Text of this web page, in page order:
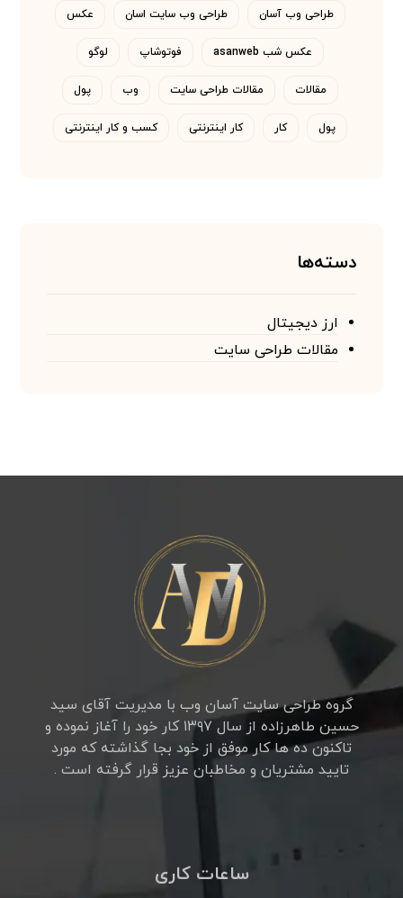
طراحی وب آسان طراحی وب سایت اسان عکس
عکس شب asanweb فوتوشاپ لوگو
مقالات مقالات طراحی سایت وب پول
پول کار کار اینترنتی کسب و کار اینترنتی
دسته‌ها
ارز دیجیتال
مقالات طراحی سایت
گروه طراحی سایت آسان وب با مدیریت آقای سید
حسین طاهرزاده از سال ۱۳۹۷ کار خود را آغاز نموده و
تاکنون ده ها کار موفق از خود بجا گذاشته که مورد
تایید مشتریان و مخاطبان عزیز قرار گرفته است .
ساعات کاری